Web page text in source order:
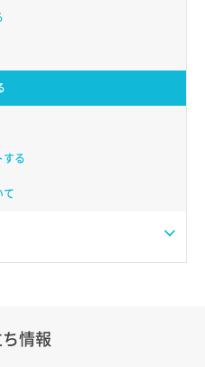
する
て
情報